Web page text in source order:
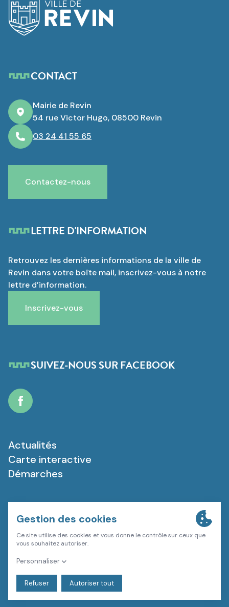
CONTACT
Mairie de Revin
54 rue Victor Hugo, 08500 Revin
03 24 41 55 65
Contactez-nous
LETTRE D'INFORMATION
Retrouvez les dernières informations de la ville de
Revin dans votre boîte mail, inscrivez-vous à notre
lettre d’information.
Inscrivez-vous
SUIVEZ-NOUS SUR FACEBOOK
Actualités
Carte interactive
Démarches
Plan du site
Mentions légales
Politique de confidentialité
Gestion des cookies